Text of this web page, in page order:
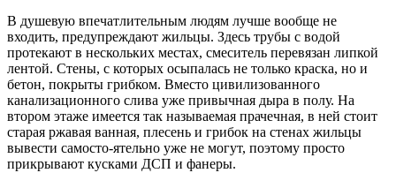
В душевую впечатлительным людям лучше вообще не
входить, предупреждают жильцы. Здесь трубы с водой
протекают в нескольких местах, смеситель перевязан липкой
лентой. Стены, с которых осыпалась не только краска, но и
бетон, покрыты грибком. Вместо цивилизованного
канализационного слива уже привычная дыра в полу. На
втором этаже имеется так называемая прачечная, в ней стоит
старая ржавая ванная, плесень и грибок на стенах жильцы
вывести самосто-ятельно уже не могут, поэтому просто
прикрывают кусками ДСП и фанеры.